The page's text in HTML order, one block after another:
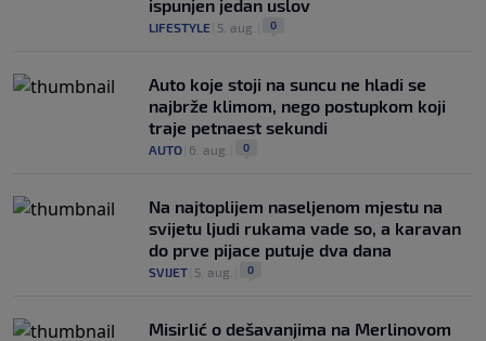
ispunjen jedan uslov
LIFESTYLE 5. aug. 0
Auto koje stoji na suncu ne hladi se
najbrže klimom, nego postupkom koji
traje petnaest sekundi
AUTO 6. aug. 0
Na najtoplijem naseljenom mjestu na
svijetu ljudi rukama vade so, a karavan
do prve pijace putuje dva dana
SVIJET 5. aug. 0
Misirlić o dešavanjima na Merlinovom